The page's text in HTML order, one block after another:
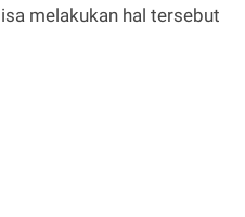
melakukan hal tersebut